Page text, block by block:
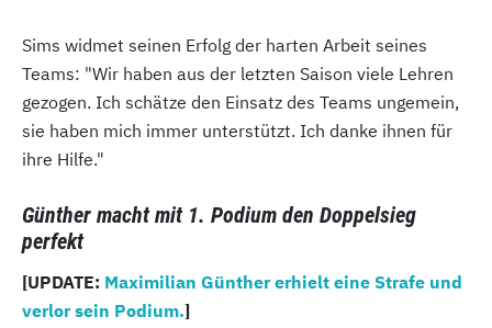
Sims widmet seinen Erfolg der harten Arbeit seines
Teams: "Wir haben aus der letzten Saison viele Lehren
gezogen. Ich schätze den Einsatz des Teams ungemein,
sie haben mich immer unterstützt. Ich danke ihnen für
ihre Hilfe."
Günther macht mit 1. Podium den Doppelsieg
perfekt
[UPDATE: Maximilian Günther erhielt eine Strafe und
verlor sein Podium.]